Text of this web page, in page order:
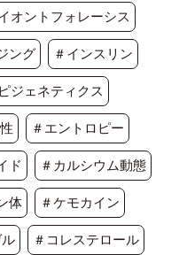
オントフォレーシス
ング ＃インスリン
ジェネティクス
＃エントロピー
ド ＃カルシウム動態
体 ＃ケモカイン
ル ＃コレステロール